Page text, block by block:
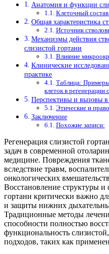
Анатомия и функции
Клеточный
Общая характеристика
Источник
Механизмы действия
слизистой гортани
Влияние
Клинические
практике
Таблица:
клеток в регенерации
Перспективы и вызовы
Этические и
Заключение
Похожие записи:
Регенерация слизистой
задач в современной
медицине. Повреждения
вследствие травм,
онкологических
Восстановление структуры
гортани критически важно
и защиты нижних
Традиционные методы
способности полностью
функциональность
подходов, таких как